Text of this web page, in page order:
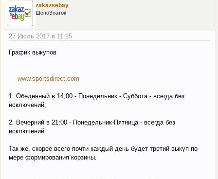
zakazsebay
ШопоЗнаток
27 Июль 2017 в 11:25
График выкупов
www.sportsdirect.com
1. Обеденный в 14,00 - Понедельник - Суббота - всегда без
исключений;
2. Вечерний в 21:00 - Понедельник-Пятница - всегда без
исключений.
Так же, скорее всего почти каждый день будет третий выкуп по
мере формирования корзины.